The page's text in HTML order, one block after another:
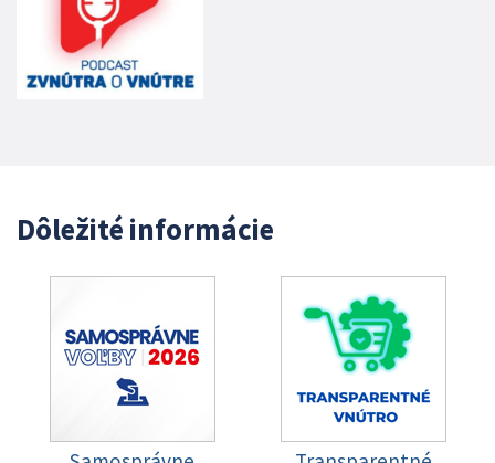
Dôležité informácie